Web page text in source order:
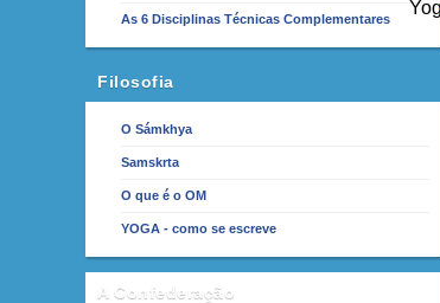
As 6 Disciplinas Técnicas Complementares
Filosofia
O Sámkhya
Samskrta
O que é o OM
YOGA - como se escreve
A Confederação